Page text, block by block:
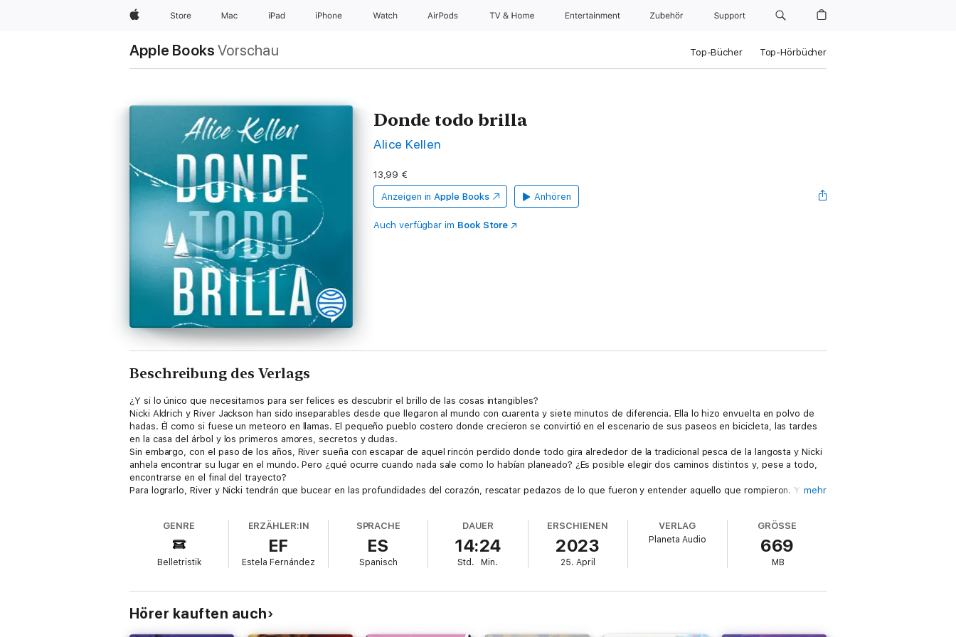
Apple Store Mac iPad iPhone Watch AirPods TV & Home Entertainment Zubehör Support
Apple Books Vorschau Top-Bücher Top-Hörbücher
Donde todo brilla
Alice Kellen
13,99 €
Anzeigen in Apple Books Anhören
Auch verfügbar im Book Store
Beschreibung des Verlags
¿Y si lo único que necesitamos para ser felices es descubrir el brillo de las cosas intangibles?
Nicki Aldrich y River Jackson han sido inseparables desde que llegaron al mundo con cuarenta y siete minutos de diferencia. Ella lo hizo envuelta en polvo de
hadas. Él como si fuese un meteoro en llamas. El pequeño pueblo costero donde crecieron se convirtió en el escenario de sus paseos en bicicleta, las tardes
en la casa del árbol y los primeros amores, secretos y dudas.
Sin embargo, con el paso de los años, River sueña con escapar de aquel rincón perdido donde todo gira alrededor de la tradicional pesca de la langosta y Nicki
anhela encontrar su lugar en el mundo. Pero ¿qué ocurre cuando nada sale como lo habían planeado? ¿Es posible elegir dos caminos distintos y, pese a todo,
encontrarse en el final del trayecto?
Para lograrlo, River y Nicki tendrán que bucear en las profundidades del corazón, rescatar pedazos de lo que fueron y entender aquello que rompieron. Y quizá
anhelos, que ha enamorado a más de dos millones de lectores.
mehr
GENRE
Belletristik
ERZÄHLER:IN
EF
Estela Fernández
SPRACHE
ES
Spanisch
DAUER
14:24
Std. Min.
ERSCHIENEN
2023
25. April
VERLAG
Planeta Audio
GRÖSSE
669
MB
Hörer kauften auch